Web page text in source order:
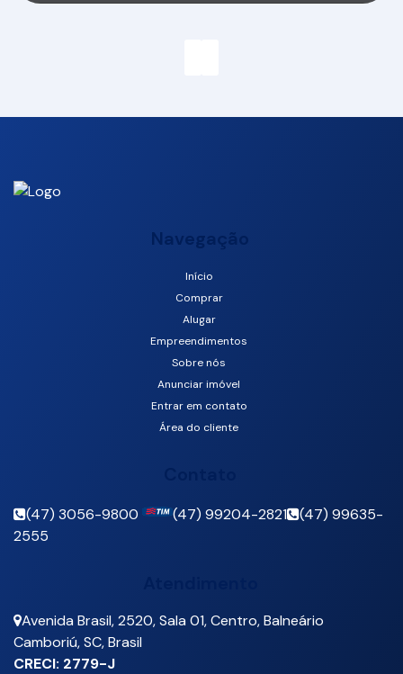
Camboriú, Santa Catarina, Brasil
Navegação
Início
Comprar
Alugar
Empreendimentos
Sobre nós
Anunciar imóvel
Entrar em contato
Área do cliente
(47) 3056-9800 (47) 99204-2821
(47) 99635-
2555
Avenida Brasil,2520,Sala 01,Centro,Balneário
Camboriú,SC,Brasil
CRECI: 2779-J